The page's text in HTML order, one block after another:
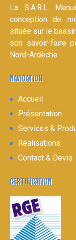
La S.A.R.L.
conception de
située sur le
son savoir-faire
Nord-Ardèche.
NAVIGATION
Accueil
Présentation
Services &
Réalisations
Contact & Devis
CERTIFICATION